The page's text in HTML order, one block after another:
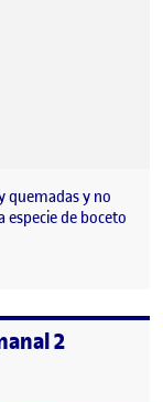
quemadas y no
especie de boceto
2
II_entrega